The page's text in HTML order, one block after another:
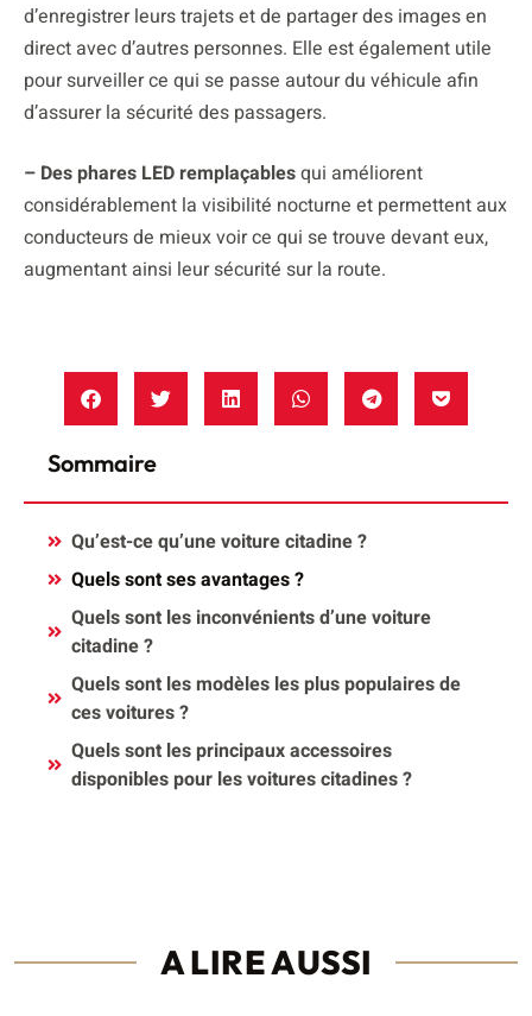
d’enregistrer leurs trajets et de partager des images en
direct avec d’autres personnes. Elle est également utile
pour surveiller ce qui se passe autour du véhicule afin
d’assurer la sécurité des passagers.
– Des phares LED remplaçablesqui améliorent
considérablement la visibilité nocturne et permettent aux
conducteurs de mieux voir ce qui se trouve devant eux,
augmentant ainsi leur sécurité sur la route.
Sommaire
Qu’est-ce qu’une voiture citadine ?
Quels sont ses avantages ?
Quels sont les inconvénients d’une voiture
citadine ?
Quels sont les modèles les plus populaires de
ces voitures ?
Quels sont les principaux accessoires
disponibles pour les voitures citadines ?
A LIRE AUSSI